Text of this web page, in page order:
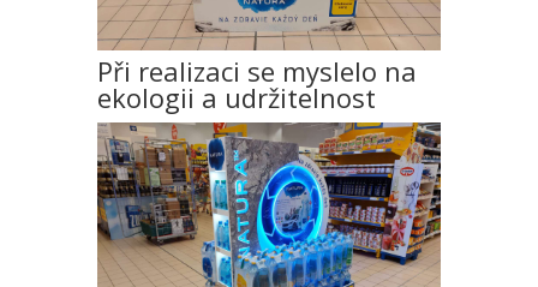
Při realizaci se myslelo na
ekologii a udržitelnost